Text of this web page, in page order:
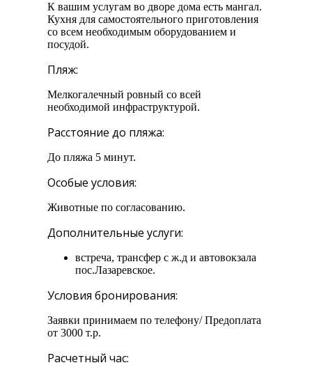
К вашим услугам во дворе дома есть мангал.
Кухня для самостоятельного приготовления
со всем необходимым оборудованием и
посудой.
Пляж:
Мелкогалечный ровный со всей
необходимой инфраструктурой.
Расстояние до пляжа:
До пляжа 5 минут.
Особые условия:
Животные по согласованию.
Дополнительные услуги:
встреча, трансфер с ж.д и автовокзала
пос.Лазаревское.
Условия бронирования:
Заявки принимаем по телефону/ Предоплата
от 3000 т.р.
Расчетный час: